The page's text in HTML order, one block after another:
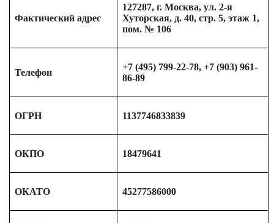
Фактический адрес
127287, г. Москва, ул. 2-я
Хуторская, д. 40, стр. 5, этаж 1,
пом. № 106
Телефон
+7 (495) 799-22-78, +7 (903) 961-
86-89
ОГРН 1137746833839
ОКПО 18479641
ОКАТО 45277586000